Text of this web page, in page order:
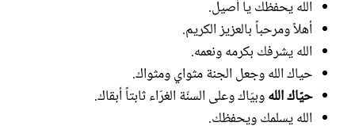
الله يحفظك يا أصيل.
أهلاً ومرحباً بالعزيز الكريم.
الله يشرفك بكرمه ونعمه.
حياك الله وجعل الجنة مثواي ومثواك.
حيّاك اللهوبيّاك وعلى السنّة الغرّاء ثابتاً أبقاك.
الله يسلمك ويحفظك.